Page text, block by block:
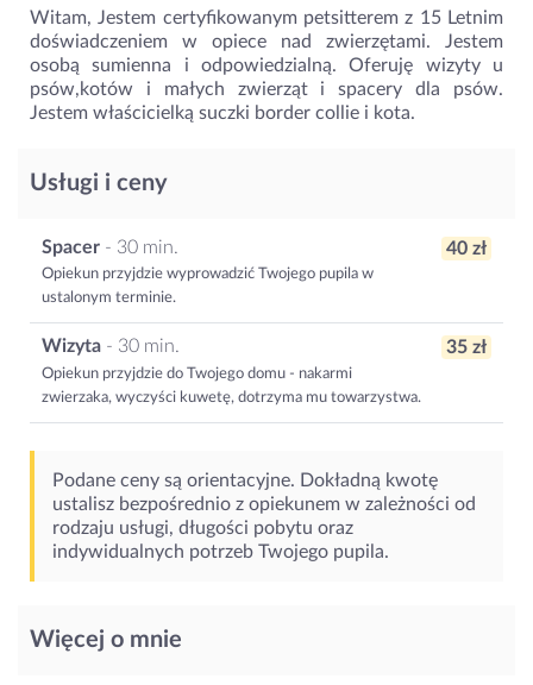
Witam, Jestem certyfikowanym petsitterem z 15 Letnim
doświadczeniem w opiece nad zwierzętami. Jestem
osobą sumienna i odpowiedzialną. Oferuję wizyty u
psów,kotów i małych zwierząt i spacery dla psów.
Jestem właścicielką suczki border collie i kota.
Usługi i ceny
Spacer - 30 min.
Opiekun przyjdzie wyprowadzić Twojego pupila w
ustalonym terminie.
40 zł
Wizyta - 30 min.
Opiekun przyjdzie do Twojego domu - nakarmi
zwierzaka, wyczyści kuwetę, dotrzyma mu towarzystwa.
35 zł
Podane ceny są orientacyjne. Dokładną kwotę
ustalisz bezpośrednio z opiekunem w zależności od
rodzaju usługi, długości pobytu oraz
indywidualnych potrzeb Twojego pupila.
Więcej o mnie